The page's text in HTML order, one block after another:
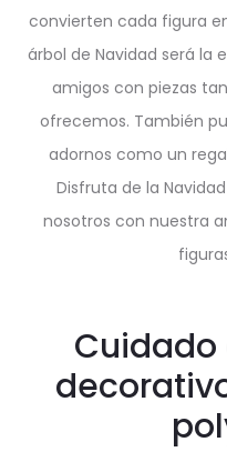
convierten cada figura
árbol de Navidad será la
amigos con piezas
ofrecemos. También
adornos como un
Disfruta de la
nosotros con nuestra